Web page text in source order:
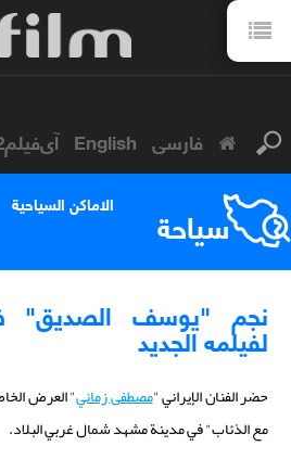
فارسی English آی‌فیلم2
سياحة الاماكن السياحية
نجم "يوسف
لفيلمه الجديد
حضر الفنان الإيراني "مصطفى زماني" العرض
مع الذئاب" في مدينة مشهد شمال غربي البلاد.